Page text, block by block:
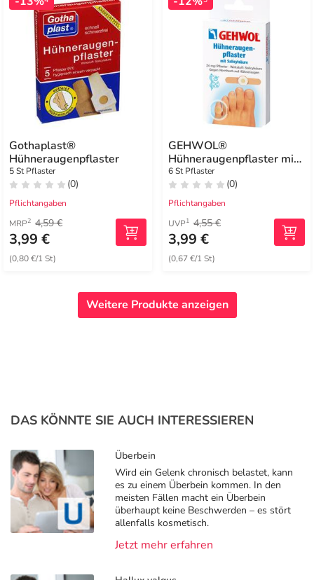
Gothaplast®
Hühneraugenpflaster
5 St Pflaster
(0)
Pflichtangaben
MRP2 4,59 €
3,99 €
(0,80 €/1 St)
GEHWOL®
Hühneraugenpflaster mit
Salicylsäure
6 St Pflaster
(0)
Pflichtangaben
UVP1 4,55 €
3,99 €
(0,67 €/1 St)
Weitere Produkte anzeigen
DAS KÖNNTE SIE AUCH INTERESSIEREN
Überbein
Wird ein Gelenk chronisch belastet, kann
es zu einem Überbein kommen. In den
meisten Fällen macht ein Überbein
überhaupt keine Beschwerden – es stört
allenfalls kosmetisch.
Jetzt mehr erfahren